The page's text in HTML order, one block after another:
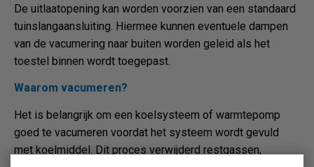
De uitlaatopening kan worden voorzien van een standaard
tuinslangaansluiting. Hiermee kunnen eventuele dampen
van de vacumering naar buiten worden geleid als het
toestel binnen wordt toegepast.
Waarom vacumeren?
Het is belangrijk om een koelsysteem of warmtepomp
goed te vacumeren voordat het systeem wordt gevuld
met koelmiddel. Dit proces verwijderd restgassen,